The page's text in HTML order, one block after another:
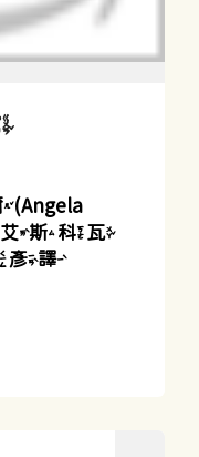
.艾斯科瓦
彥譯